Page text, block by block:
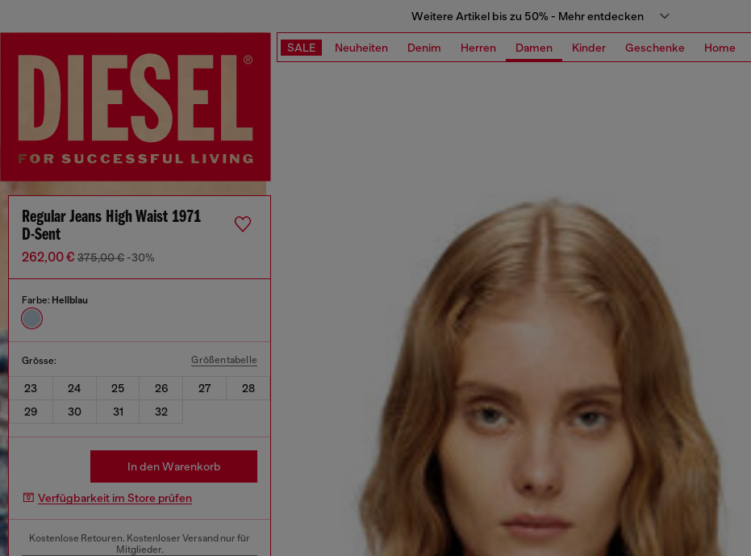
Weitere Artikel bis zu 50% - Mehr entdecken
SALE Neuheiten Denim Herren Damen Kinder Geschenke Home
Regular Jeans High Waist 1971
D-Sent
262,00 € 375,00 € -30%
Farbe: Hellblau
Grösse: Größentabelle
23 24 25 26 27
28
29
30 31 32
In den Warenkorb
Verfügbarkeit im Store prüfen
Kostenlose Retouren. Kostenloser Versand nur für
Mitglieder.